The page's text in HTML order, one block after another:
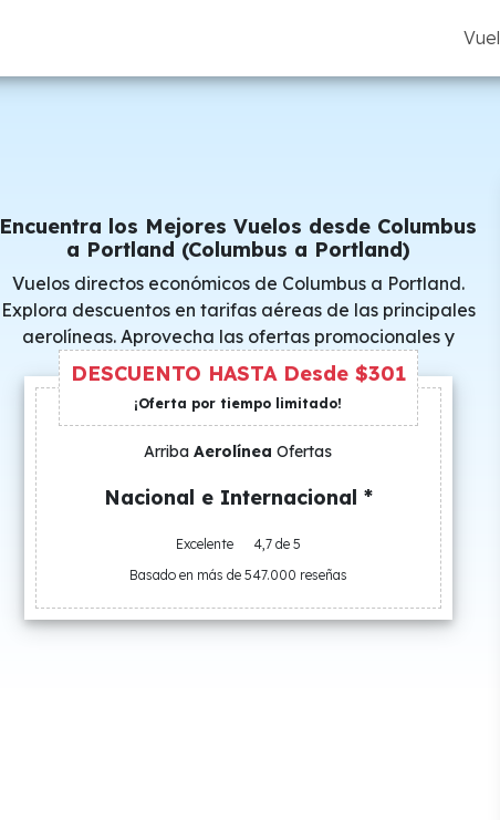
Encuentra los Mejores Vuelos desde Columbus
a Portland (Columbus a Portland)
Vuelos directos económicos de Columbus a Portland.
Explora descuentos en tarifas aéreas de las principales
aerolíneas. Aprovecha las ofertas promocionales y
consigue precios especiales.
DESCUENTO HASTA Desde $301
¡Oferta por tiempo limitado!
Arriba Aerolínea Ofertas
Nacional e Internacional *
Excelente
4,7 de 5
Basado en más de 547.000 reseñas